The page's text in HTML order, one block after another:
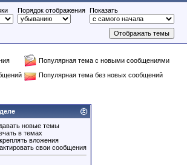
Порядок отображения Показать
Популярная тема с новыми сообщениями
Популярная тема без новых сообщений
новые темы
в темах
вложения
свои сообщения